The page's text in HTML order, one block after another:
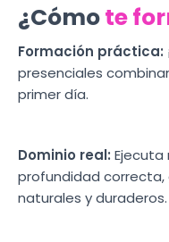
¿Cómote
Formación práctica:
presenciales
primer día.
Dominio real: Ejecuta
profundidad
naturales y duraderos.